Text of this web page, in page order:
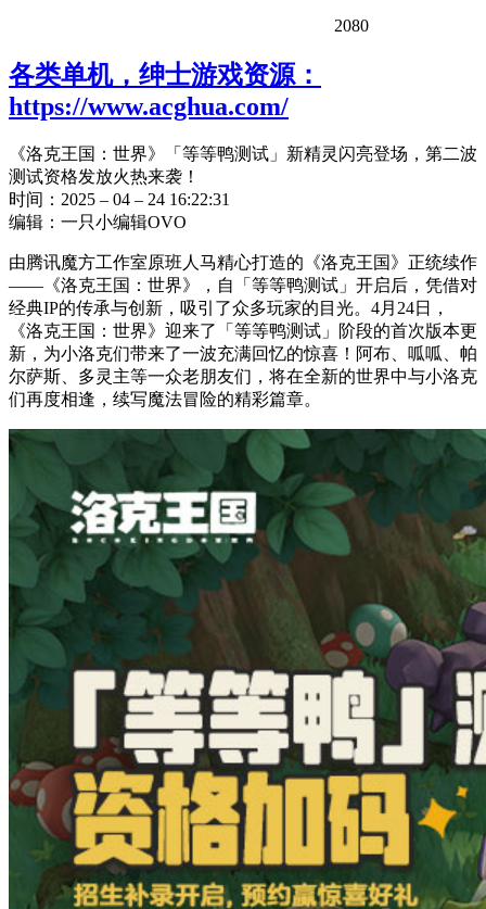
2080
各类单机，绅士游戏资源：
https://www.acghua.com/
《洛克王国：世界》「等等鸭测试」新精灵闪亮登场，第二波
测试资格发放火热来袭！
时间：2025 – 04 – 24 16:22:31
编辑：一只小编辑OVO
由腾讯魔方工作室原班人马精心打造的《洛克王国》正统续作
——《洛克王国：世界》，自「等等鸭测试」开启后，凭借对
经典IP的传承与创新，吸引了众多玩家的目光。4月24日，
《洛克王国：世界》迎来了「等等鸭测试」阶段的首次版本更
新，为小洛克们带来了一波充满回忆的惊喜！阿布、呱呱、帕
尔萨斯、多灵主等一众老朋友们，将在全新的世界中与小洛克
们再度相逢，续写魔法冒险的精彩篇章。